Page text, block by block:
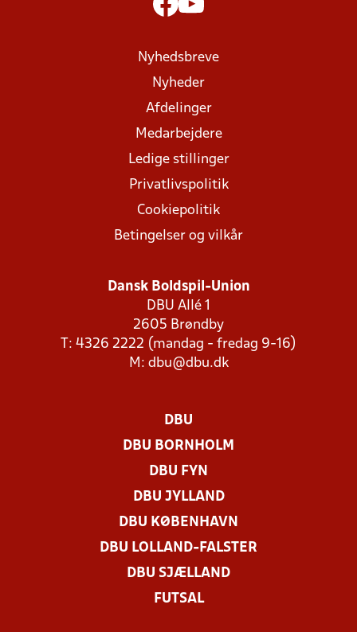
Nyhedsbreve
Nyheder
Afdelinger
Medarbejdere
Ledige stillinger
Privatlivspolitik
Cookiepolitik
Betingelser og vilkår
Dansk Boldspil-Union
DBU Allé 1
2605 Brøndby
T: 4326 2222 (mandag - fredag 9-16)
M: dbu@dbu.dk
DBU
DBU BORNHOLM
DBU FYN
DBU JYLLAND
DBU KØBENHAVN
DBU LOLLAND-FALSTER
DBU SJÆLLAND
FUTSAL